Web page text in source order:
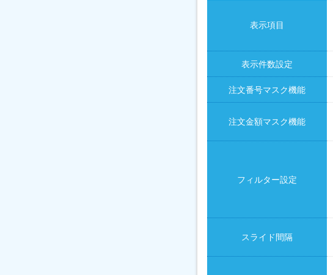
表示項目
表示件数設定
注文番号マスク機能
注文金額マスク機能
フィルター設定
スライド間隔